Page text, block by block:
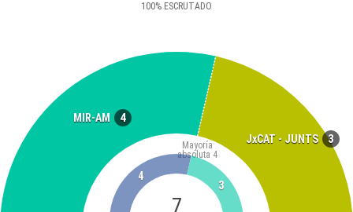
100% ESCRUTADO
MIR-AM 4
JxCAT - JUNTS 3
7
Mayoría
absoluta 4
4
3